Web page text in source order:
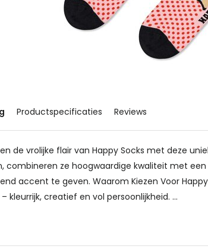
Productspecificaties Reviews
de vrolijke flair van Happy Socks met deze
combineren ze hoogwaardige kwaliteit met
accent te geven. Waarom Kiezen Voor
kleurrijk, creatief en vol persoonlijkheid. ...